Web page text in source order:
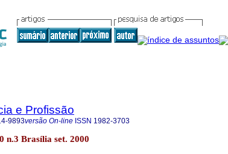
e Profissão
9893versão On-line ISSN 1982-3703
n.3 Brasília set. 2000